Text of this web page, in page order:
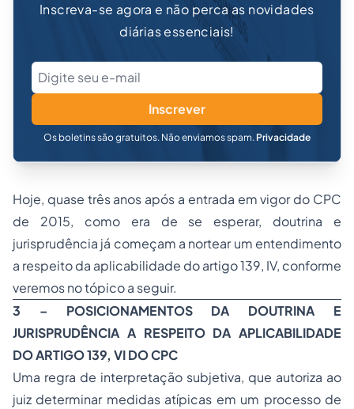
Inscreva-se agora e não perca as novidades
diárias essenciais!
Inscrever
Os boletins são gratuitos. Não enviamos spam. Privacidade
Hoje, quase três anos após a entrada em vigor do CPC
de 2015, como era de se esperar, doutrina e
jurisprudência já começam a nortear um entendimento
a respeito da aplicabilidade do artigo 139, IV, conforme
veremos no tópico a seguir.
3 – POSICIONAMENTOS DA DOUTRINA E
JURISPRUDÊNCIA A RESPEITO DA APLICABILIDADE
DO ARTIGO 139, VI DO CPC
Uma regra de interpretação subjetiva, que autoriza ao
juiz determinar medidas atípicas em um processo de